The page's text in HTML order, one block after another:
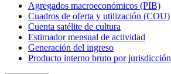
Agregados macroeconómicos (PIB)
Cuadros de oferta y utilización (COU)
Cuenta satélite de cultura
Estimador mensual de actividad
Generación del ingreso
Producto interno bruto por jurisdicción